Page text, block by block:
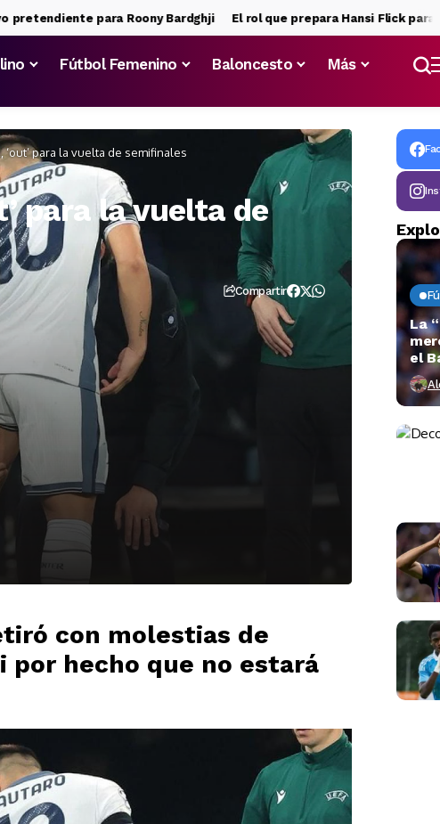
para Roony Bardghji El rol que prepara Hansi Flick para Bisiwu
Fútbol Femenino Baloncesto Más
‘out’ para la vuelta de semifinales
para la vuelta de
Compartir
con molestias de
por hecho que no estará
La
el